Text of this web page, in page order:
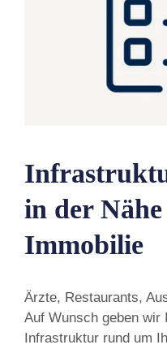
in der
Immobilie
Ärzte, Restaurants,
Auf Wunsch geben wir
Infrastruktur rund um